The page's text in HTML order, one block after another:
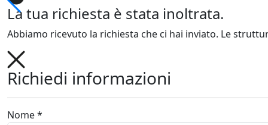
La tua richiesta è stata inoltrata.
Abbiamo ricevuto la richiesta che ci hai inviato. Le
Richiedi informazioni
Nome *